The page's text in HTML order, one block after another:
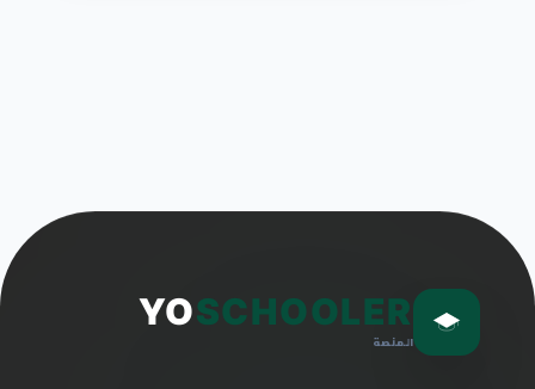
YOSCHOOLER
المنصة